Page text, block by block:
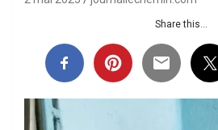
Share this...